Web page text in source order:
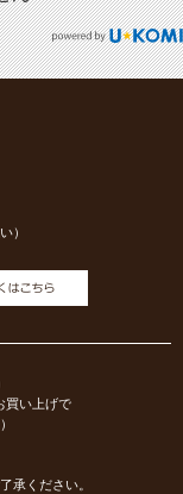
）
買い上げで
承ください。